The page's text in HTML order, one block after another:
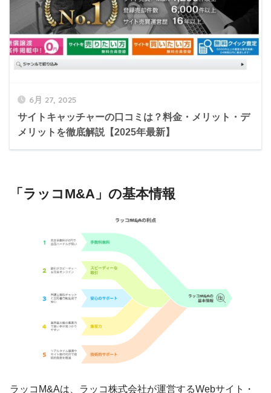
6月 27, 2025
サイトキャッチャーの口コミは？料金・メリット・デ
メリットを徹底解説【2025年最新】
「ラッコM&A」の基本情報
ラッコM&Aは、ラッコ株式会社が運営するWebサイト・